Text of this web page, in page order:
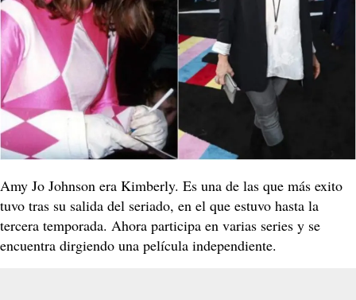
Amy Jo Johnson era Kimberly. Es una de las que más exito
tuvo tras su salida del seriado, en el que estuvo hasta la
tercera temporada. Ahora participa en varias series y se
encuentra dirgiendo una película independiente.